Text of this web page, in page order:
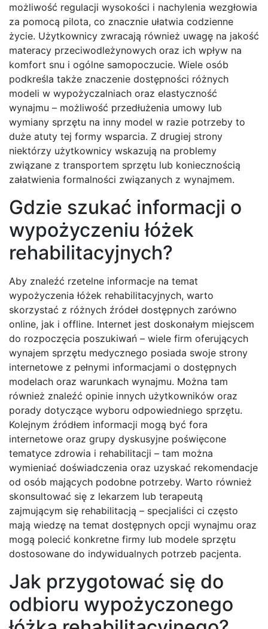
możliwość regulacji wysokości i nachylenia wezgłowia
za pomocą pilota, co znacznie ułatwia codzienne
życie. Użytkownicy zwracają również uwagę na jakość
materacy przeciwodleżynowych oraz ich wpływ na
komfort snu i ogólne samopoczucie. Wiele osób
podkreśla także znaczenie dostępności różnych
modeli w wypożyczalniach oraz elastyczność
wynajmu – możliwość przedłużenia umowy lub
wymiany sprzętu na inny model w razie potrzeby to
duże atuty tej formy wsparcia. Z drugiej strony
niektórzy użytkownicy wskazują na problemy
związane z transportem sprzętu lub koniecznością
załatwienia formalności związanych z wynajmem.
Gdzie szukać informacji o
wypożyczeniu łóżek
rehabilitacyjnych?
Aby znaleźć rzetelne informacje na temat
wypożyczenia łóżek rehabilitacyjnych, warto
skorzystać z różnych źródeł dostępnych zarówno
online, jak i offline. Internet jest doskonałym miejscem
do rozpoczęcia poszukiwań – wiele firm oferujących
wynajem sprzętu medycznego posiada swoje strony
internetowe z pełnymi informacjami o dostępnych
modelach oraz warunkach wynajmu. Można tam
również znaleźć opinie innych użytkowników oraz
porady dotyczące wyboru odpowiedniego sprzętu.
Kolejnym źródłem informacji mogą być fora
internetowe oraz grupy dyskusyjne poświęcone
tematyce zdrowia i rehabilitacji – tam można
wymieniać doświadczenia oraz uzyskać rekomendacje
od osób mających podobne potrzeby. Warto również
skonsultować się z lekarzem lub terapeutą
zajmującym się rehabilitacją – specjaliści ci często
mają wiedzę na temat dostępnych opcji wynajmu oraz
mogą polecić konkretne firmy lub modele sprzętu
dostosowane do indywidualnych potrzeb pacjenta.
Jak przygotować się do
odbioru wypożyczonego